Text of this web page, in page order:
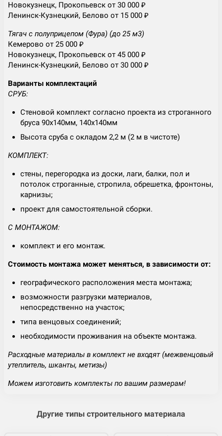
Новокузнецк, Прокопьевск от 30 000 ₽
Ленинск-Кузнецкий, Белово от 15 000 ₽
Тягач с полуприцепом (Фура) (до 25 м3)
Кемерово от 25 000 ₽
Новокузнецк, Прокопьевск от 45 000 ₽
Ленинск-Кузнецкий, Белово от 30 000 ₽
Варианты комплектаций
СРУБ:
Стеновой комплект согласно проекта из строганного
бруса 90х140мм, 140х140мм
Высота сруба с окладом 2,2 м (2 м в чистоте)
КОМПЛЕКТ:
стены, перегородка из доски, лаги, балки, пол и
потолок строганные, стропила, обрешетка, фронтоны,
карнизы;
проект для самостоятельной сборки.
С МОНТАЖОМ:
комплект и его монтаж.
Стоимость монтажа может меняться, в зависимости от:
географического расположения места монтажа;
возможности разгрузки материалов,
непосредственно на участок;
типа венцовых соединений;
необходимости проживания на объекте монтажа.
Расходные материалы в комплект не входят (межвенцовый
утеплитель, шканты, метизы)
Можем изготовить комплекты по вашим размерам!
Другие типы строительного материала